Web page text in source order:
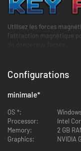
Utilisez les forces
l'attraction magnétique
Configurations
minimale*
OS *:
Processor:
Intel
Memory:
2 GB
Graphics:
NVIDIA